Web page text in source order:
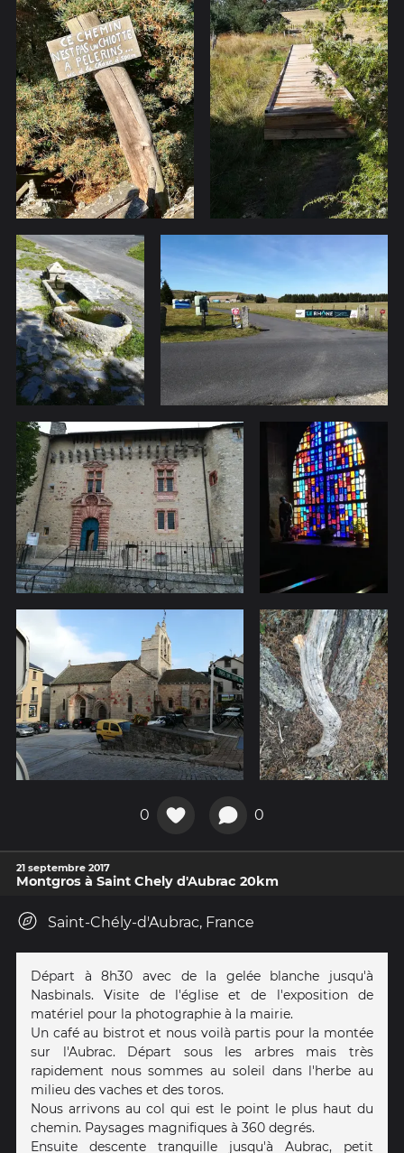
0 0
21 septembre 2017
Montgros à Saint Chely d'Aubrac 20km
Saint-Chély-d'Aubrac, France
Départ à 8h30 avec de la gelée blanche jusqu'à
Nasbinals. Visite de l'église et de l'exposition de
matériel pour la photographie à la mairie.
Un café au bistrot et nous voilà partis pour la montée
sur l'Aubrac. Départ sous les arbres mais très
rapidement nous sommes au soleil dans l'herbe au
milieu des vaches et des toros.
Nous arrivons au col qui est le point le plus haut du
chemin. Paysages magnifiques à 360 degrés.
Ensuite descente tranquille jusqu'à Aubrac, petit